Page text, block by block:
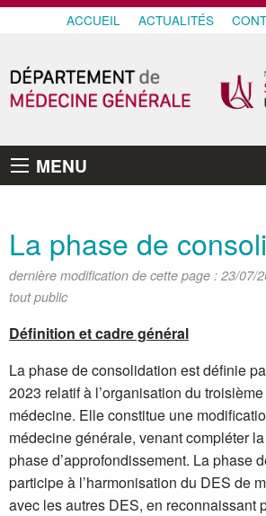
ACCUEIL ACTUALITÉS
MENU
La phase de
dernière modification de cette page : 23/07/
tout public
Définition et cadre général
La phase de consolidation est définie
2023 relatif à l’organisation du
médecine. Elle constitue une
médecine générale, venant compléter
phase d’approfondissement. La phase
participe à l’harmonisation du DES de
avec les autres DES, en reconnaissant